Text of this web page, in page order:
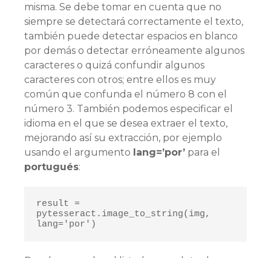
misma. Se debe tomar en cuenta que no
siempre se detectará correctamente el texto,
también puede detectar espacios en blanco
por demás o detectar erróneamente algunos
caracteres o quizá confundir algunos
caracteres con otros; entre ellos es muy
común que confunda el número 8 con el
número 3. También podemos especificar el
idioma en el que se desea extraer el texto,
mejorando así su extracción, por ejemplo
usando el argumento lang=’por’ para el
portugués:
result =
pytesseract.image_to_string(img,
lang='por')